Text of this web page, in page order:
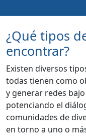
¿Qué tipos
encontrar?
Existen diversos
todas tienen como
y generar redes
potenciando el
comunidades de
en torno a uno o